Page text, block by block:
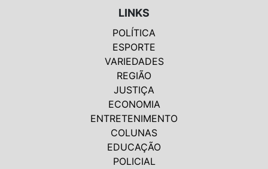
LINKS
POLÍTICA
ESPORTE
VARIEDADES
REGIÃO
JUSTIÇA
ECONOMIA
ENTRETENIMENTO
COLUNAS
EDUCAÇÃO
POLICIAL